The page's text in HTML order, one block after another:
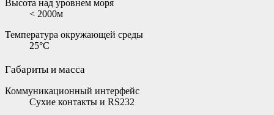
Высота над уровнем моря
< 2000м
Температура окружающей среды
25°C
Габариты и масса
Коммуникационный интерфейс
Сухие контакты и RS232